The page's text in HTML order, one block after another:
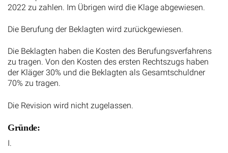
2022 zu zahlen. Im Übrigen wird die Klage abgewiesen.
Die Berufung der Beklagten wird zurückgewiesen.
Die Beklagten haben die Kosten des Berufungsverfahrens
zu tragen. Von den Kosten des ersten Rechtszugs haben
der Kläger 30% und die Beklagten als Gesamtschuldner
70% zu tragen.
Die Revision wird nicht zugelassen.
Gründe:
I.